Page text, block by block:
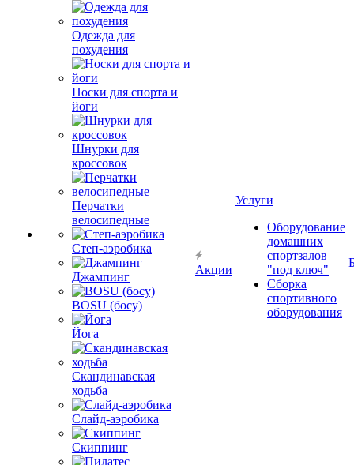
Одежда для
похудения
Носки для спорта и
йоги
Шнурки для
кроссовок
Перчатки
велосипедные
Степ-аэробика
Джампинг
BOSU (босу)
Йога
Скандинавская
ходьба
Слайд-аэробика
Скиппинг
Акции
Услуги
Оборудование
домашних
спортзалов
"под ключ"
Сборка
спортивного
оборудования